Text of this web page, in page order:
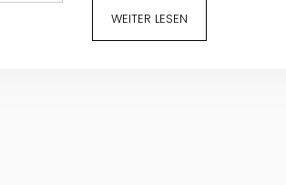
WEITER LESEN